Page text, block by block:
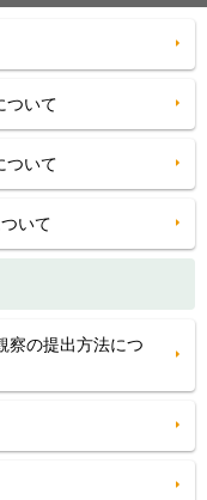
ついて
ついて
いて
察の提出方法につ